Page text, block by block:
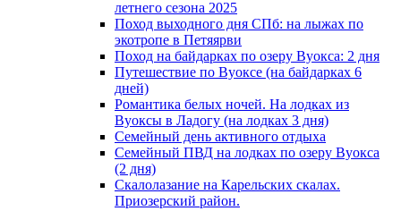
летнего сезона 2025
Поход выходного дня СПб: на лыжах по
экотропе в Петяярви
Поход на байдарках по озеру Вуокса: 2 дня
Путешествие по Вуоксе (на байдарках 6
дней)
Романтика белых ночей. На лодках из
Вуоксы в Ладогу (на лодках 3 дня)
Семейный день активного отдыха
Семейный ПВД на лодках по озеру Вуокса
(2 дня)
Скалолазание на Карельских скалах.
Приозерский район.